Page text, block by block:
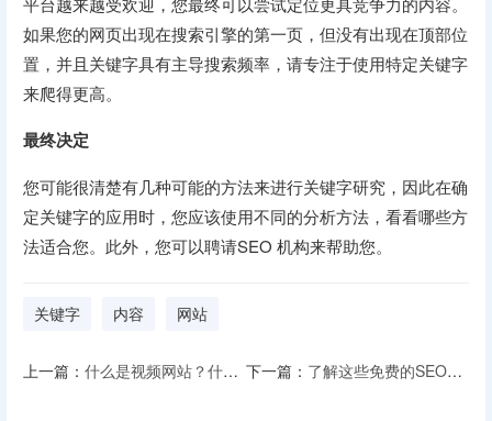
如果您的网页出现在搜索引擎的第一页，但没有出现在顶部位
置，并且关键字具有主导搜索频率，请专注于使用特定关键字
来爬得更高。
最终决定
您可能很清楚有几种可能的方法来进行关键字研究，因此在确
定关键字的应用时，您应该使用不同的分析方法，看看哪些方
法适合您。此外，您可以聘请SEO 机构来帮助您。
关键字 内容 网站
上一篇： 什么是视频网站？什么时候需要切换到专用服务器？ 下一篇： 了解这些免费的SEO工具如何成为您的救星